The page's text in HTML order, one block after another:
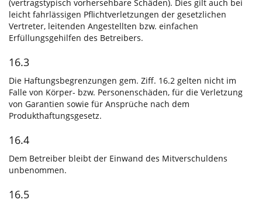
(vertragstypisch vorhersehbare Schäden). Dies gilt auch bei
leicht fahrlässigen Pflichtverletzungen der gesetzlichen
Vertreter, leitenden Angestellten bzw. einfachen
Erfüllungsgehilfen des Betreibers.
16.3
Die Haftungsbegrenzungen gem. Ziff. 16.2 gelten nicht im
Falle von Körper- bzw. Personenschäden, für die Verletzung
von Garantien sowie für Ansprüche nach dem
Produkthaftungsgesetz.
16.4
Dem Betreiber bleibt der Einwand des Mitverschuldens
unbenommen.
16.5